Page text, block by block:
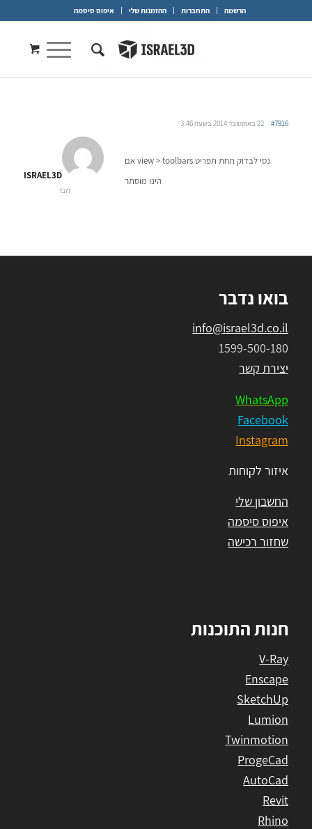
הרשמה התחברות ההזמנות שלי איפוס סיסמה
22 באוקטובר 2014 בשעה 3:46 #7916
ISRAEL3D
חבר
נסי לבדוק תחת תפריט view > toolbars אם
הינו מוסתר
בואו נדבר
info@israel3d.co.il
1599-500-180
יצירת קשר
WhatsApp
Facebook
Instagram
איזור לקוחות
החשבון שלי
איפוס סיסמה
שחזור רכישה
חנות התוכנות
V-Ray
Enscape
SketchUp
Lumion
Twinmotion
ProgeCad
AutoCad
Revit
Rhino